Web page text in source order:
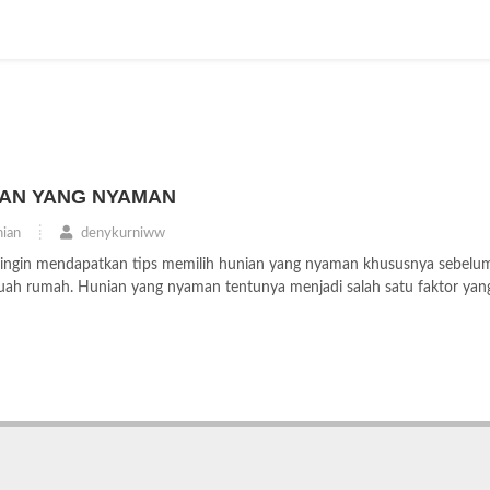
YANG NYAMAN
denykurniww
mendapatkan tips memilih hunian yang nyaman khususnya
rumah. Hunian yang nyaman tentunya menjadi salah satu faktor